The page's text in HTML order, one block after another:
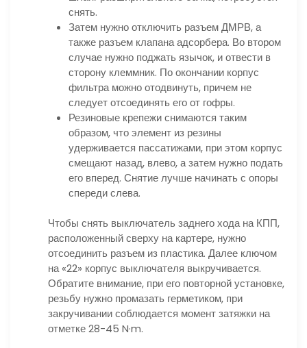
снять.
Затем нужно отключить разъем ДМРВ, а
также разъем клапана адсорбера. Во втором
случае нужно поджать язычок, и отвести в
сторону клеммник. По окончании корпус
фильтра можно отодвинуть, причем не
следует отсоединять его от гофры.
Резиновые крепежи снимаются таким
образом, что элемент из резины
удерживается пассатижами, при этом корпус
смещают назад, влево, а затем нужно подать
его вперед. Снятие лучше начинать с опоры
спереди слева.
Чтобы снять выключатель заднего хода на КПП,
расположенный сверху на картере, нужно
отсоединить разъем из пластика. Далее ключом
на «22» корпус выключателя выкручивается.
Обратите внимание, при его повторной установке,
резьбу нужно промазать герметиком, при
закручивании соблюдается момент затяжки на
отметке 28-45 N·m.